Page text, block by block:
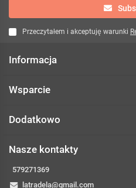
Przeczytałem i akceptuję warunki
Informacja
Wsparcie
Dodatkowo
Nasze kontakty
579271369
latradela@gmail.com